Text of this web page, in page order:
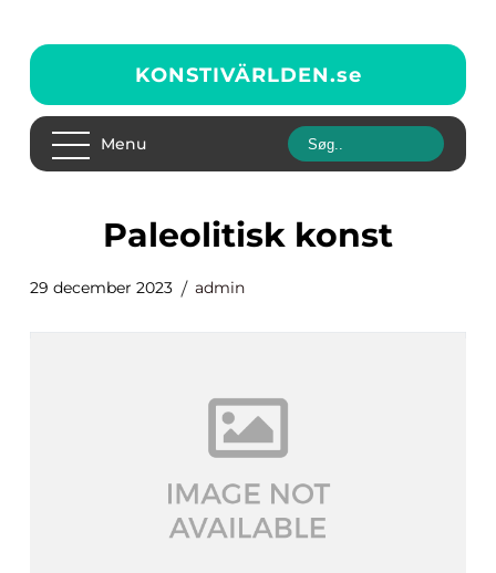
KONSTIVÄRLDEN.se
Menu
paleolitisk konst
29 december 2023 admin